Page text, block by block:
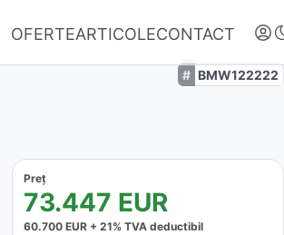
OFERTEARTICOLECONTACT
BMW122222
Preț
73.447 EUR
60.700 EUR + 21% TVA deductibil